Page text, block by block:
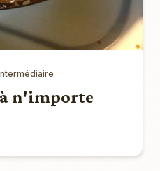
n'importe